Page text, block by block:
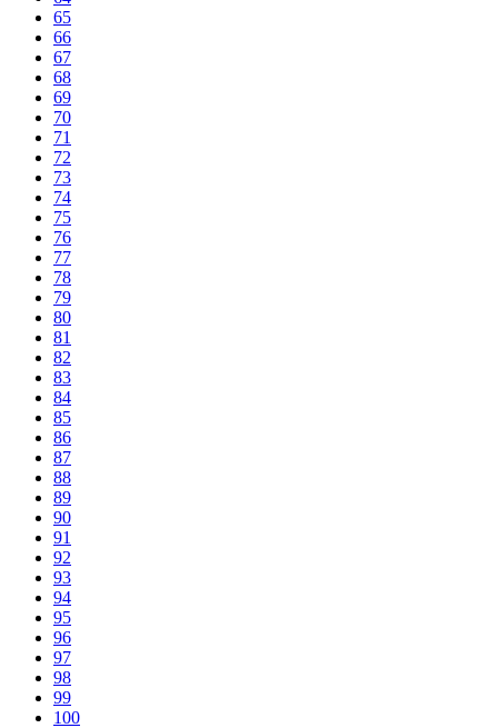
65
66
67
68
69
70
71
72
73
74
75
76
77
78
79
80
81
82
83
84
85
86
87
88
89
90
91
92
93
94
95
96
97
98
99
100